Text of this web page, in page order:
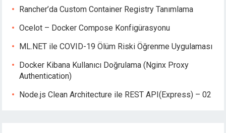
Rancher’da Custom Container Registry Tanımlama
Ocelot – Docker Compose Konfigürasyonu
ML.NET ile COVID-19 Ölüm Riski Öğrenme Uygulaması
Docker Kibana Kullanıcı Doğrulama (Nginx Proxy
Authentication)
Node.js Clean Architecture ile REST API(Express) – 02